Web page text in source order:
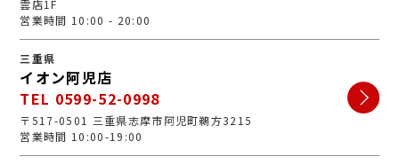
雲店1F
営業時間 10:00 - 20:00
三重県
イオン阿児店
TEL 0599-52-0998
〒517-0501 三重県志摩市阿児町鵜方3215
営業時間 10:00-19:00